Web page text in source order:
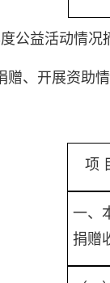
公益活动情况
赠、开展资助
项
一、
捐赠